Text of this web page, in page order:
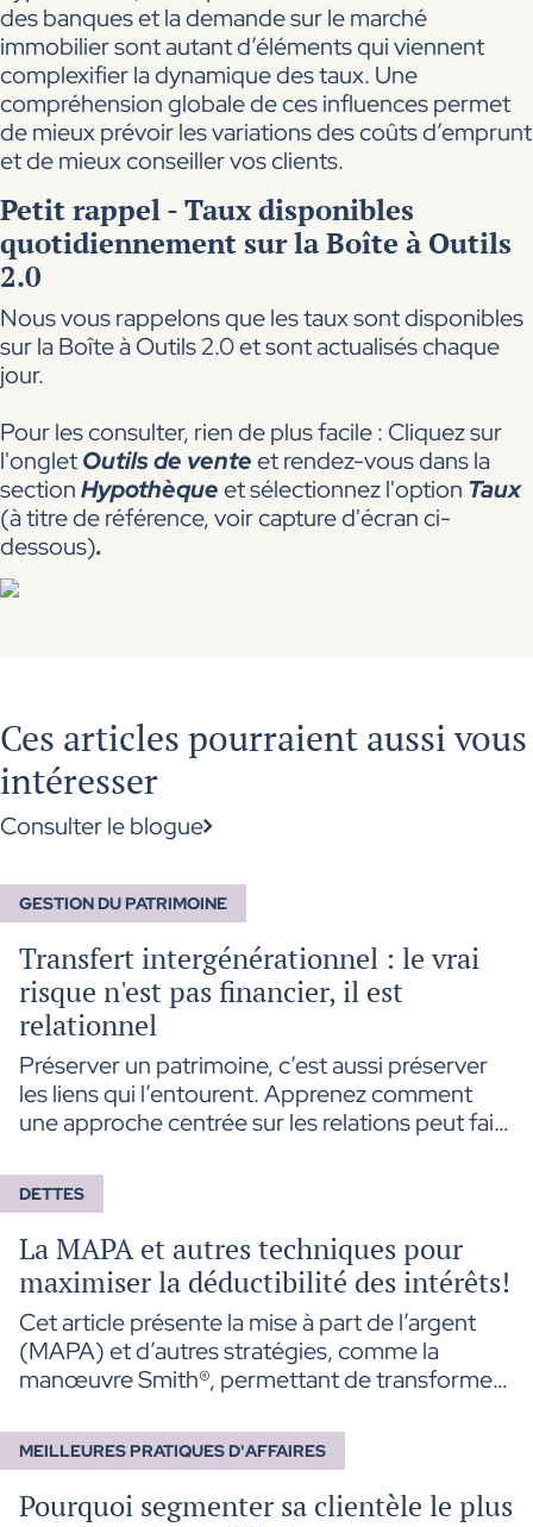
des banques et la demande sur le marché
immobilier sont autant d’éléments qui viennent
complexifier la dynamique des taux. Une
compréhension globale de ces influences permet
de mieux prévoir les variations des coûts d’emprunt
et de mieux conseiller vos clients.
Petit rappel - Taux disponibles
quotidiennement sur la Boîte à Outils
2.0
Nous vous rappelons que les taux sont disponibles
sur la Boîte à Outils 2.0 et sont actualisés chaque
jour.
Pour les consulter, rien de plus facile : Cliquez sur
l'ongletOutils de venteet rendez-vous dans la
sectionHypothèqueet sélectionnez l'option Taux
(à titre de référence, voir capture d'écran ci-
dessous).
Ces articles pourraient aussi vous
intéresser
Consulter le blogue
GESTION DU PATRIMOINE
Transfert intergénérationnel : le vrai
risque n'est pas financier, il est
relationnel
Préserver un patrimoine, c’est aussi préserver
les liens qui l’entourent. Apprenez comment
une approche centrée sur les relations peut faire
intergénérationnel.
DETTES
La MAPA et autres techniques pour
maximiser la déductibilité des intérêts!
Cet article présente la mise à part de l’argent
(MAPA) et d’autres stratégies, comme la
manœuvre Smith®, permettant de transformer
dettes dont les intérêts sont déductibles. Il en
expose les principes, les conditions
d’application ainsi que les principaux enjeux
MEILLEURES PRATIQUES D'AFFAIRES
Pourquoi segmenter sa clientèle le plus